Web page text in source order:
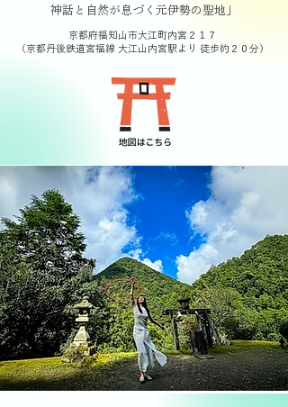
神話と自然が息づく元伊勢の聖地」
京都府福知山市大江町内宮２１７
（京都丹後鉄道宮福線 大江山内宮駅より 徒歩約２０分）